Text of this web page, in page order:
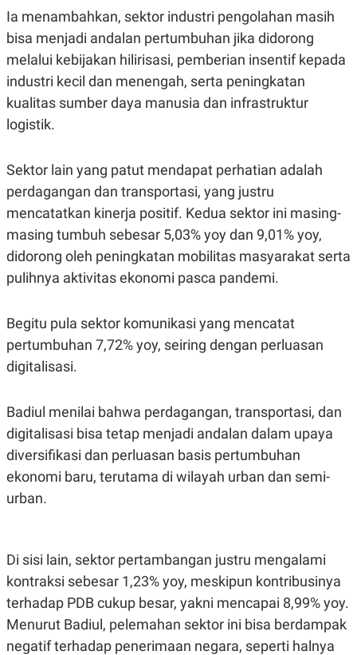
L
A
N
G
A
N
A
C
A
K
K
I
N
R
J
A
E
I
N
E
P
P
E
R
A
D
E
R
T
I
G
K
G
M
I
.
I
D
PEDOMAN
PEMBERITAAN
PRIVACY
POLICY
Ia menambahkan, sektor industri pengolahan masih
bisa menjadi andalan pertumbuhan jika didorong
melalui kebijakan hilirisasi, pemberian insentif kepada
industri kecil dan menengah, serta peningkatan
kualitas sumber daya manusia dan infrastruktur
logistik.
Sektor lain yang patut mendapat perhatian adalah
perdagangan dan transportasi, yang justru
mencatatkan kinerja positif. Kedua sektor ini masing-
masing tumbuh sebesar 5,03% yoy dan 9,01% yoy,
didorong oleh peningkatan mobilitas masyarakat serta
pulihnya aktivitas ekonomi pasca pandemi.
Begitu pula sektor komunikasi yang mencatat
pertumbuhan 7,72% yoy, seiring dengan perluasan
digitalisasi.
Badiul menilai bahwa perdagangan, transportasi, dan
digitalisasi bisa tetap menjadi andalan dalam upaya
diversifikasi dan perluasan basis pertumbuhan
ekonomi baru, terutama di wilayah urban dan semi-
urban.
Di sisi lain, sektor pertambangan justru mengalami
kontraksi sebesar 1,23% yoy, meskipun kontribusinya
terhadap PDB cukup besar, yakni mencapai 8,99% yoy.
Menurut Badiul, pelemahan sektor ini bisa berdampak
negatif terhadap penerimaan negara, seperti halnya